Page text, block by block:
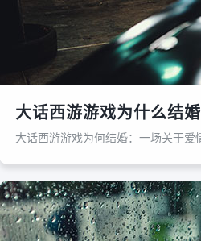
大话西游游戏为什么结婚